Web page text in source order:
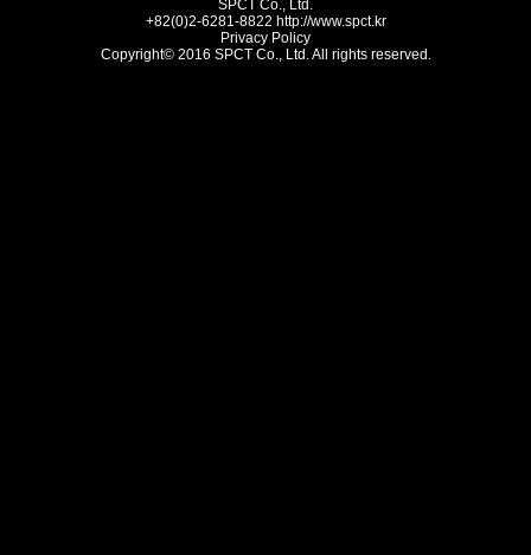
SPCT Co., Ltd.
+82(0)2-6281-8822 http://www.spct.kr
Privacy Policy
Copyright© 2016 SPCT Co., Ltd. All rights reserved.